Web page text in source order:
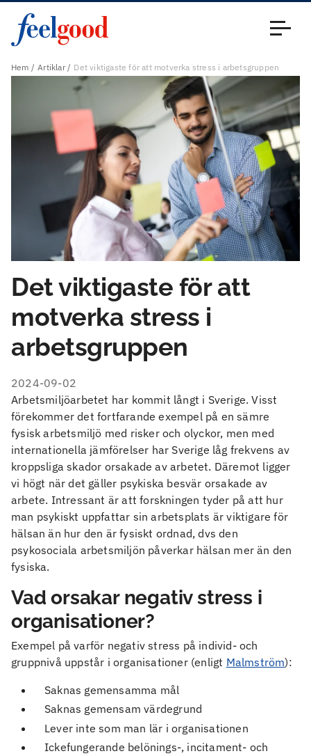
Hem Artiklar Det viktigaste för att motverka stress i arbetsgruppen
Det viktigaste för att
motverka stress i
arbetsgruppen
2024-09-02
Arbetsmiljöarbetet har kommit långt i Sverige. Visst
förekommer det fortfarande exempel på en sämre
fysisk arbetsmiljö med risker och olyckor, men med
internationella jämförelser har Sverige låg frekvens av
kroppsliga skador orsakade av arbetet. Däremot ligger
vi högt när det gäller psykiska besvär orsakade av
arbete. Intressant är att forskningen tyder på att hur
man psykiskt uppfattar sin arbetsplats är viktigare för
hälsan än hur den är fysiskt ordnad, dvs den
psykosociala arbetsmiljön påverkar hälsan mer än den
fysiska.
Vad orsakar negativ stress i
organisationer?
Exempel på varför negativ stress på individ- och
gruppnivå uppstår i organisationer (enligt Malmström):
Saknas gemensamma mål
Saknas gemensam värdegrund
Lever inte som man lär i organisationen
Ickefungerande belönings-, incitament- och